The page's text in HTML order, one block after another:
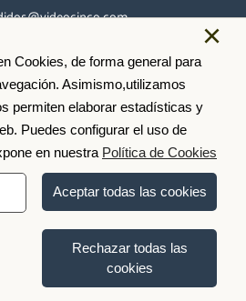
×
Cookies, de forma general para
Asimismo,utilizamos
permiten elaborar estadísticas y
Puedes configurar el uso de
en nuestra Política de Cookies
Aceptar todas las cookies
Rechazar todas las
cookies